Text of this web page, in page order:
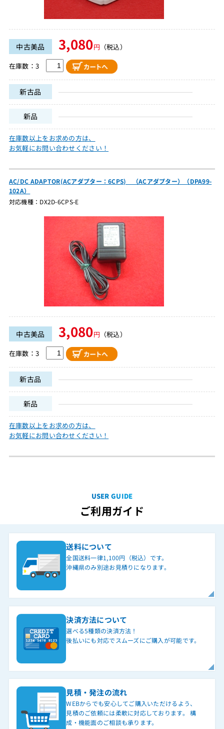
中古美品 3,080円 （税込）
在庫数：3
新古品
新品
在庫数以上をお求めの方は、
お気軽にお問い合わせください！
AC/DC ADAPTOR(ACアダプター：6CPS) （ACアダプター）（DPA99-
102A）
対応機種：DX2D-6CPS-E
中古美品 3,080円 （税込）
在庫数：3
新古品
新品
在庫数以上をお求めの方は、
お気軽にお問い合わせください！
USER GUIDE
ご利用ガイド
送料について
全国送料一律1,100円（税込）です。
沖縄県のみ別途お見積りになります。
決済方法について
選べる5種類の決済方法！
後払いにも対応でスムーズにご購入が可能です。
見積・発注の流れ
WEBからでも安心してご購入いただけるよう、
見積のご依頼には柔軟に対応しております。 構
成・機能面のご相談も承ります。